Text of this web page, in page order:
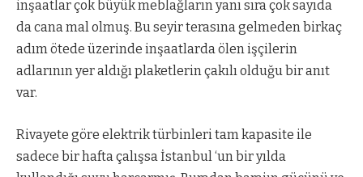
inşaatlar çok büyük meblağların yanı sıra çok sayıda
da cana mal olmuş. Bu seyir terasına gelmeden birkaç
adım ötede üzerinde inşaatlarda ölen işçilerin
adlarının yer aldığı plaketlerin çakılı olduğu bir anıt
var.
Rivayete göre elektrik türbinleri tam kapasite ile
sadece bir hafta çalışsa İstanbul ‘un bir yılda